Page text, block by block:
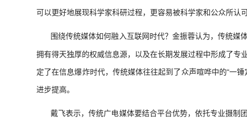
可以更好地展现科学家科研过程，更容易被科学家和公众所认可
围绕传统媒体如何融入互联网时代？金振蓉认为，传统
拥有得天独厚的权威信息源，以及在长期发展过程中形成了
定了在信息爆炸时代，传统媒体往往起到了众声喧哗中的“一
进步提高。
‍戴飞表示，传统广电媒体要结合平台优势，依托专业摄制